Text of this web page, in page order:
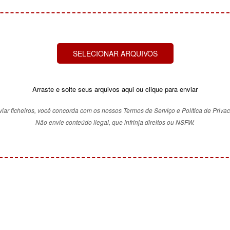
SELECIONAR ARQUIVOS
Arraste e solte seus arquivos aqui ou clique para enviar
ficheiros, você concorda com os nossos Termos de Serviço e Política de
Não envie conteúdo ilegal, que infrinja direitos ou NSFW.